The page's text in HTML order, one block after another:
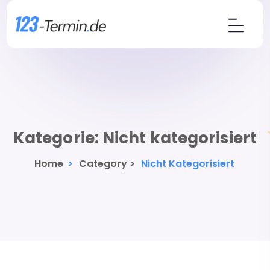
Kategorie: Nicht kategorisiert
Home > Category > Nicht Kategorisiert